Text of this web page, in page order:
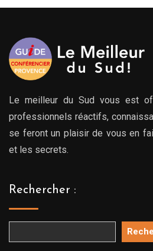
Le meilleur du Sud vous est
professionnels réactifs,
se feront un plaisir de vous en
et les secrets.
Rechercher :